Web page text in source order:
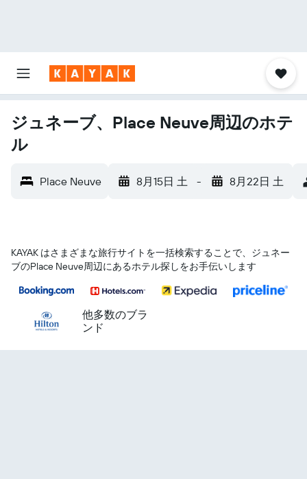
ジュネーブ、Place Neuve周辺のホテ
ル
Place Neuve 8月15日 土 - 8月22日 土
KAYAK はさまざまな旅行サイトを一括検索することで、ジュネー
ブ​のPlace Neuve​周辺にあるホテル探しをお手伝いします
他多数のブラ
ンド